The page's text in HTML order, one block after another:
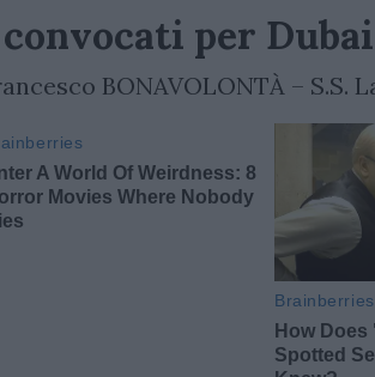
per
BONAVOLONTÀ – S.S.